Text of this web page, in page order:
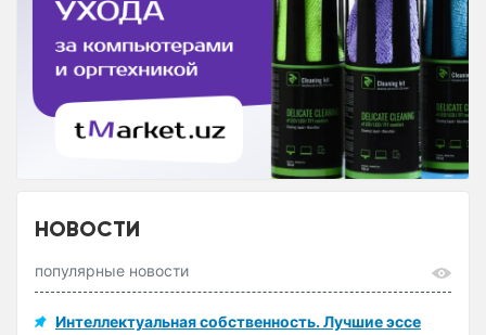
НОВОСТИ
популярные новости
Интеллектуальная собственность. Лучшие эссе